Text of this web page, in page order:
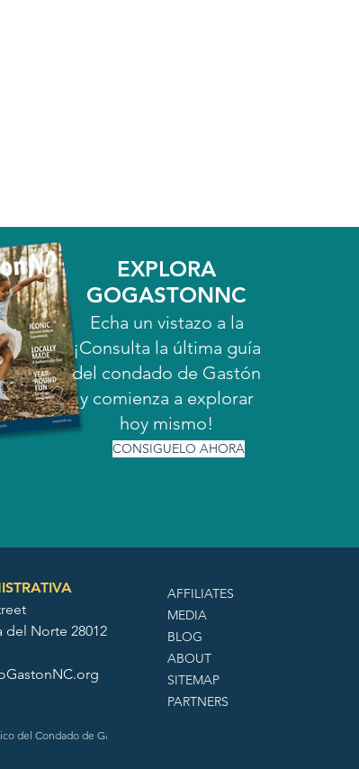
EXPLORA
GOGASTONNC
Echa un vistazo a la
¡Consulta la última guía
del condado de Gastón
y comienza a explorar
hoy mismo!
CONSIGUELO AHORA
del Norte 28012
del Condado de Gaston
AFFILIATES
MEDIA
BLOG
ABOUT
SITEMAP
PARTNERS